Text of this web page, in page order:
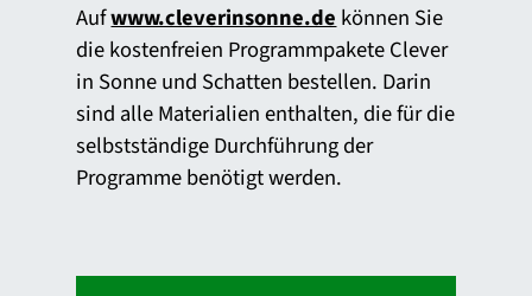
Aufwww.cleverinsonne.de können Sie
die kostenfreien Programmpakete Clever
in Sonne und Schatten bestellen. Darin
sind alle Materialien enthalten, die für die
selbstständige Durchführung der
Programme benötigt werden.